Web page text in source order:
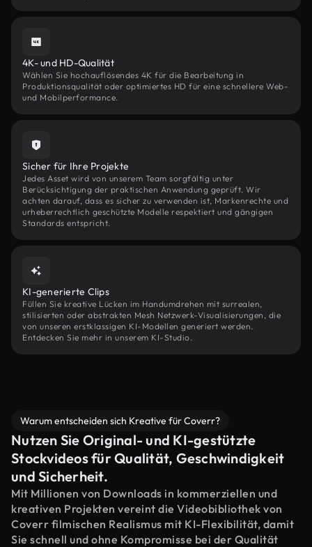
4K- und HD-Qualität
Wählen Sie hochauflösendes 4K für die Bearbeitung in
Produktionsqualität oder optimiertes HD für eine schnellere Web-
und Mobilperformance.
Sicher für Ihre Projekte
Jedes Asset wird von unserem Team sorgfältig unter
Berücksichtigung der praktischen Anwendung geprüft. Wir
achten darauf, dass es sicher zu verwenden ist, Markenrechte und
urheberrechtlich geschützte Modelle respektiert und gängigen
Standards entspricht.
KI-generierte Clips
Füllen Sie kreative Lücken im Handumdrehen mit surrealen,
stilisierten oder abstrakten Mesh Netzwerk-Visualisierungen, die
von unseren erstklassigen KI-Modellen generiert werden.
Entdecken Sie mehr in unserem KI-Studio.
Warum entscheiden sich Kreative für Coverr?
Nutzen Sie Original- und KI-gestützte
Stockvideos für Qualität, Geschwindigkeit
und Sicherheit.
Mit Millionen von Downloads in kommerziellen und
kreativen Projekten vereint die Videobibliothek von
Coverr filmischen Realismus mit KI-Flexibilität, damit
Sie schnell und ohne Kompromisse bei der Qualität